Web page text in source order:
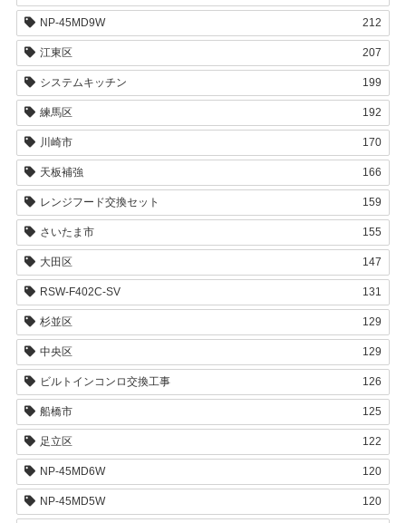
NP-45MD9W 212
江東区 207
システムキッチン 199
練馬区 192
川崎市 170
天板補強 166
レンジフード交換セット 159
さいたま市 155
大田区 147
RSW-F402C-SV 131
杉並区 129
中央区 129
ビルトインコンロ交換工事 126
船橋市 125
足立区 122
NP-45MD6W 120
NP-45MD5W 120